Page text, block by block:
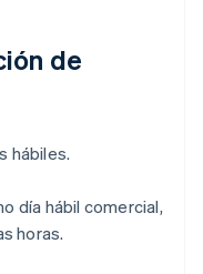
de
hábiles.
día hábil comercial,
horas.